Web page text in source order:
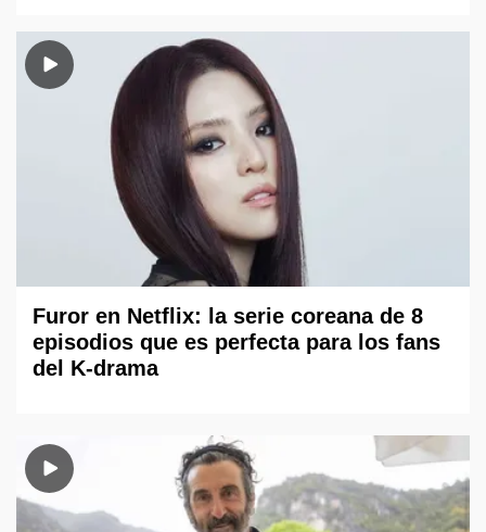
Furor en Netflix: la serie coreana de 8
episodios que es perfecta para los fans
del K-drama